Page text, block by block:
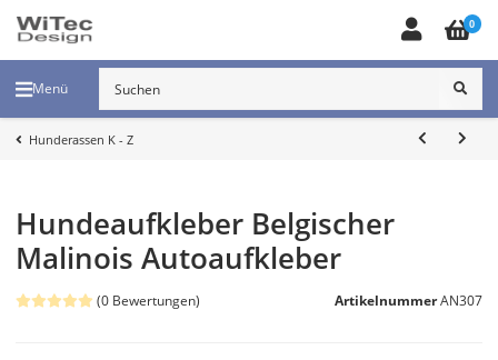
Menü
0
Hunderassen K - Z
Hundeaufkleber Belgischer
Malinois Autoaufkleber
(0 Bewertungen) ArtikelnummerAN307